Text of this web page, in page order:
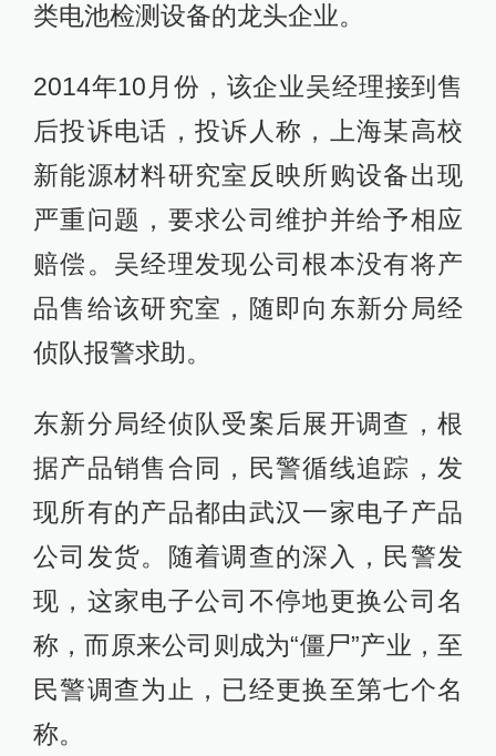
类电池检测设备的龙头企业。
2014年10月份，该企业吴经理接到售
后投诉电话，投诉人称，上海某高校
新能源材料研究室反映所购设备出现
严重问题，要求公司维护并给予相应
赔偿。吴经理发现公司根本没有将产
品售给该研究室，随即向东新分局经
侦队报警求助。
东新分局经侦队受案后展开调查，根
据产品销售合同，民警循线追踪，发
现所有的产品都由武汉一家电子产品
公司发货。随着调查的深入，民警发
现，这家电子公司不停地更换公司名
称，而原来公司则成为“僵尸”产业，至
民警调查为止，已经更换至第七个名
称。